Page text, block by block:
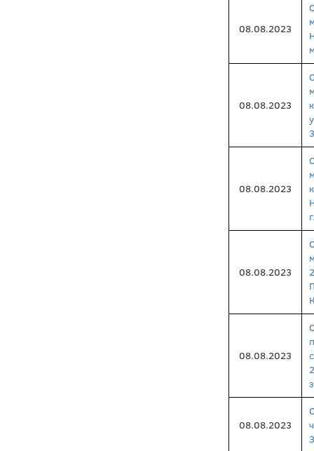
08.08.2023
08.08.2023
08.08.2023
08.08.2023
08.08.2023
08.08.2023